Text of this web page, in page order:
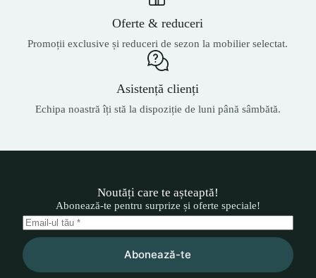
Oferte & reduceri
Promoții exclusive și reduceri de sezon la mobilier selectat.
Asistență clienți
Echipa noastră îți stă la dispoziție de luni până sâmbătă.
Noutăți care te așteaptă!
Abonează-te pentru surprize și oferte speciale!
Abonează-te